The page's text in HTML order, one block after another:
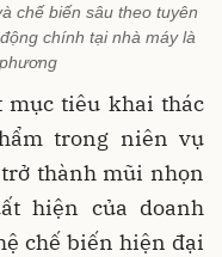
chế biến sâu theo tuyên
chính tại nhà máy là
mục tiêu khai thác
trong niên vụ
thành mũi nhọn
hiện của doanh
chế biến hiện đại